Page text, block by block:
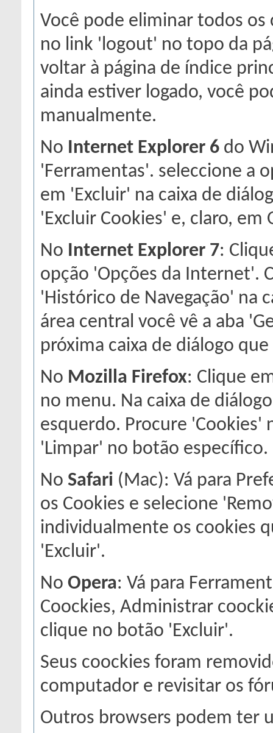
Você pode eliminar todos
no link 'logout' no topo da
voltar à página de índice
ainda estiver logado, você
manualmente.
No Internet Explorer 6 do
'Ferramentas'. seleccione a
em 'Excluir' na caixa de
'Excluir Cookies' e, claro, em
No Internet Explorer 7:
opção 'Opções da Internet'.
'Histórico de Navegação' na
área central você vê a aba
próxima caixa de diálogo
No Mozilla Firefox: Clique
no menu. Na caixa de
esquerdo. Procure 'Cookies'
'Limpar' no botão específico.
No Safari (Mac): Vá para
os Cookies e selecione
individualmente os cookies
'Excluir'.
No Opera: Vá para
Coockies, Administrar
clique no botão 'Excluir'.
Seus coockies foram
computador e revisitar os
Outros browsers podem ter